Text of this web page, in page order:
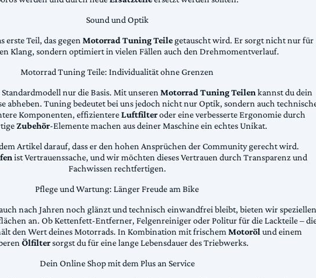
Sound und Optik
erste Teil, das gegenMotorrad Tuning Teile getauscht wird. Er sorgt nicht nur für
Klang, sondern optimiert in vielen Fällen auch den Drehmomentverlauf.
Motorrad Tuning Teile: Individualität ohne Grenzen
nur die Basis. Mit unserenMotorrad Tuning Teilenkannst du dein
abheben. Tuning bedeutet bei uns jedoch nicht nur Optik, sondern auch
Komponenten, effizientereLuftfilteroder eine verbesserte Ergonomie durch
Zubehör-Elemente machen aus deiner Maschine ein echtes Unikat.
Artikel darauf, dass er den hohen Ansprüchen der Community gerecht wird.
ist Vertrauenssache, und wir möchten dieses Vertrauen durch Transparenz und
Fachwissen rechtfertigen.
Pflege und Wartung: Länger Freude am Bike
nach Jahren noch glänzt und technisch einwandfrei bleibt, bieten wir speziellen
an. Ob Kettenfett-Entferner, Felgenreiniger oder Politur für die Lackteile –
den Wert deines Motorrads. In Kombination mit frischemMotorölund einem
Ölfiltersorgst du für eine lange Lebensdauer des Triebwerks.
Dein Online Shop mit dem Plus an Service